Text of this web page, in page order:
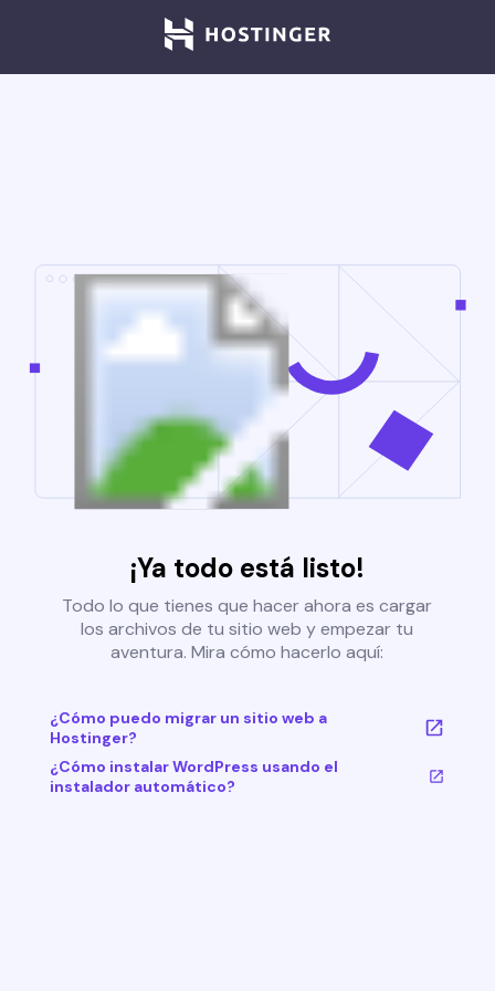
¡Ya todo está listo!
Todo lo que tienes que hacer ahora es cargar
los archivos de tu sitio web y empezar tu
aventura. Mira cómo hacerlo aquí:
¿Cómo puedo migrar un sitio web a
Hostinger?
¿Cómo instalar WordPress usando el
instalador automático?